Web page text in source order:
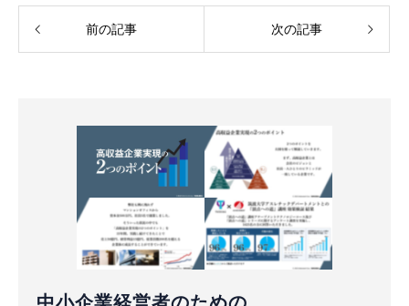
前の記事 次の記事
中小企業経営者のための